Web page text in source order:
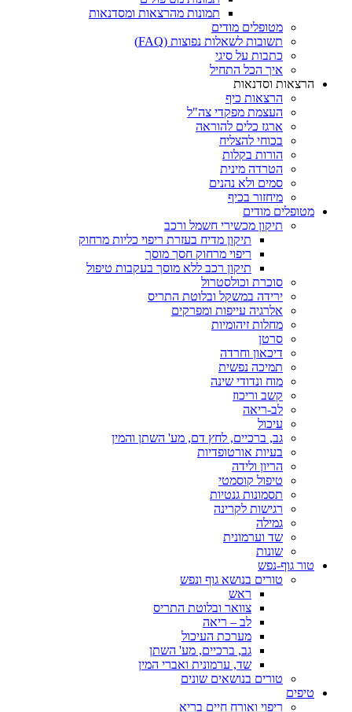
תמונות מהרצאות ומסדנאות
מטופלים מודים
תשובות לשאלות נפוצות (FAQ)
כתבות על סיגי
איך הכל התחיל
הרצאות וסדנאות
הרצאות כיף
העצמת מפקדי צה"ל
ארגז כלים להוראה
בכוחי להצליח
הורות בקלות
הטרדה מינית
סמים ולא נהנים
מיחזור בכיף
מטופלים מודים
תיקון מכשירי חשמל ורכב
תיקון מדיח בעזרת ריפוי כליות מרחוק
ריפוי מרחוק חסך מוסך
תיקון רכב ללא מוסך בעקבות טיפול
סוכרת וכולסטרול
ירידה במשקל ובלוטת התריס
אלרגיה עייפות ומפרקים
מחלות זיהומיות
סרטן
דיכאון וחרדה
תמיכה נפשית
מוח ונדודי שינה
קשב וריכוז
לב-ריאה
עיכול
גב, ברכיים, לחץ דם, מע' השתן והמין
בעיות אורטופדיות
הריון ולידה
טיפול קוסמטי
תסמונות גנטיות
רגישות לקרינה
גמילה
שד וערמונית
שונות
טור גוף-נפש
טורים בנושא גוף ונפש
ראש
צוואר ובלוטת התריס
לב – ריאה
מערכת העיכול
גב, ברכיים, מע' השתן
שד, ערמונית ואברי המין
טורים בנושאים שונים
טיפים
ריפוי ואורח חיים בריא